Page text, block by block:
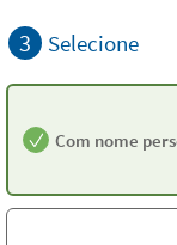
3 Selecione
Com nome